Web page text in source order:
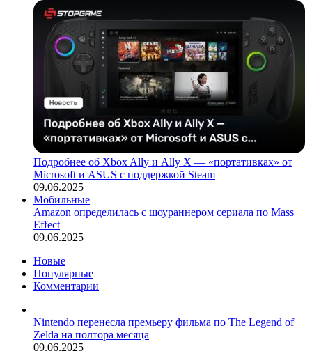
Подробнее об Xbox Ally и Ally X — «портативках» от
Microsoft и ASUS с поддержкой Steam
09.06.2025
Мобильные
Amazon определилась с шоураннером сериала по Mass
Effect
09.06.2025
Новые
Популярные
Комментарии
Nintendo перенесла премьеру фильма по The Legend of
Zelda на полтора месяца
09.06.2025